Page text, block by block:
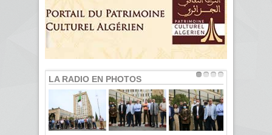
LA RADIO EN PHOTOS